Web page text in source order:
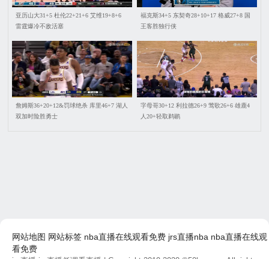
亚历山大31+5 杜伦22+21+6 艾维19+8+6
雷霆爆冷不敌活塞
福克斯34+5 东契奇28+10+17 格威27+8 国
王客胜独行侠
詹姆斯36+20+12&罚球绝杀 库里46+7 湖人
双加时险胜勇士
字母哥30+12 利拉德26+9 莺歌26+6 雄鹿4
人20+轻取鹈鹕
网站地图 网站标签 nba直播在线观看免费 jrs直播nba nba直播在线观
看免费